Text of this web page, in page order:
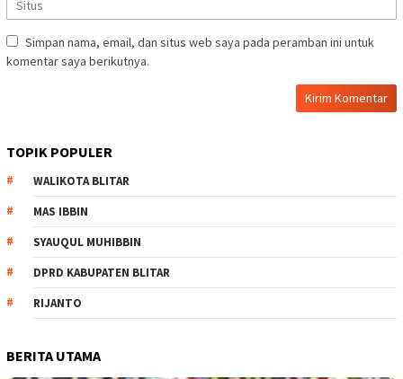
Simpan nama, email, dan situs web saya pada peramban ini untuk
komentar saya berikutnya.
TOPIK POPULER
WALIKOTA BLITAR
MAS IBBIN
SYAUQUL MUHIBBIN
DPRD KABUPATEN BLITAR
RIJANTO
BERITA UTAMA